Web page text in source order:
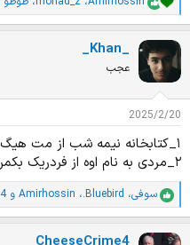
ا
م
ت
ا
ز
ت
:
_Khan_
عجب
2025/2/20
۱_کتابخانه نیمه شب از مت هیگ
۲_مردی به نام اوه از فردریک بکمن
ا
م
سوفی، .Bluebird، Amirhossin و 4 نفر دیگر